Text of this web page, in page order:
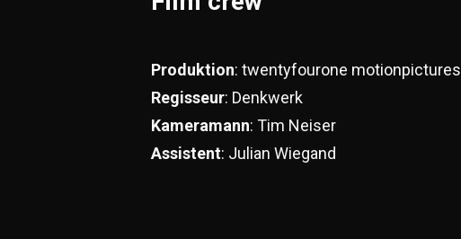
Produktion: twentyfourone motionpictures
Regisseur: Denkwerk
Kameramann: Tim Neiser
Assistent: Julian Wiegand